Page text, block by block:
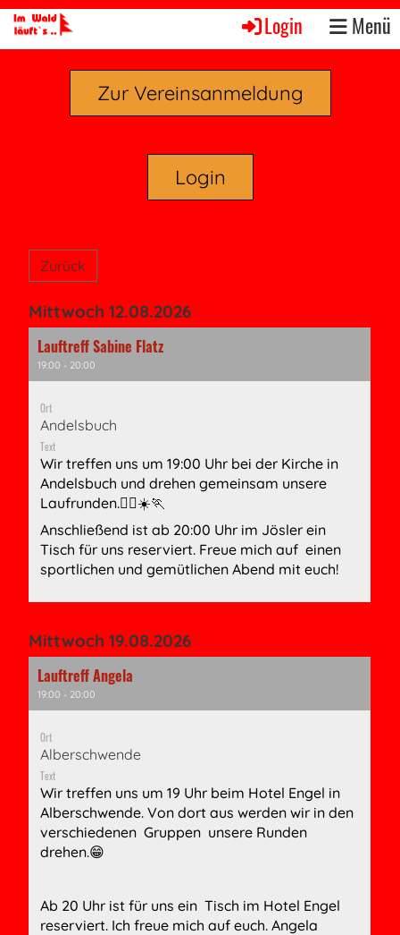
Login Menü
Zur Vereinsanmeldung
Login
Zurück
Mittwoch 12.08.2026
Lauftreff Sabine Flatz
19:00 - 20:00
Ort
Andelsbuch
Text
Wir treffen uns um 19:00 Uhr bei der Kirche in
Andelsbuch und drehen gemeinsam unsere
Laufrunden.🏃‍♀️☀️🏃
Anschließend ist ab 20:00 Uhr im Jösler ein
Tisch für uns reserviert. Freue mich auf einen
sportlichen und gemütlichen Abend mit euch!
Mittwoch 19.08.2026
Lauftreff Angela
19:00 - 20:00
Ort
Alberschwende
Text
Wir treffen uns um 19 Uhr beim Hotel Engel in
Alberschwende. Von dort aus werden wir in den
verschiedenen Gruppen unsere Runden
drehen.😁
Ab 20 Uhr ist für uns ein Tisch im Hotel Engel
reserviert. Ich freue mich auf euch. Angela